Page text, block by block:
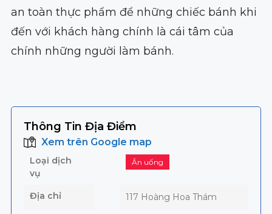
an toàn thực phẩm để những chiếc bánh khi
đến với khách hàng chính là cái tâm của
chính những người làm bánh.
Thông Tin Địa Điểm
Xem trên Google map
Loại dịch
vụ
Ăn uống
Địa chỉ 117 Hoàng Hoa Thám